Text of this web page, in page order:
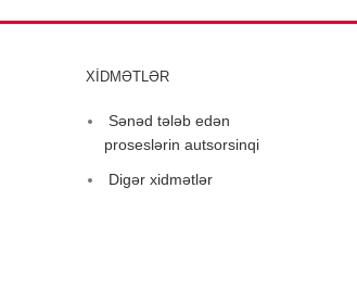
XİDMƏTLƏR
Sənəd tələb edən
proseslərin autsorsinqi
Digər xidmətlər